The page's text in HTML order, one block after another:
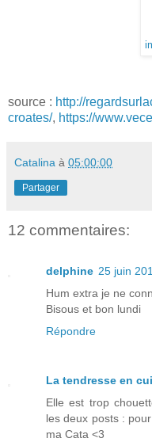
source : http://
croates/, https://
Catalina à 05:00:00
Partager
12 commentaires:
delphine 25 juin
Hum extra je ne
Bisous et bon lundi
Répondre
La tendresse en
Elle est trop
les deux posts :
ma Cata <3